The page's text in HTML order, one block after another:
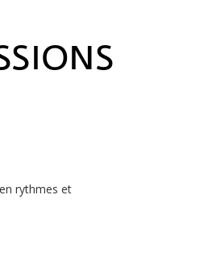
rythmes et